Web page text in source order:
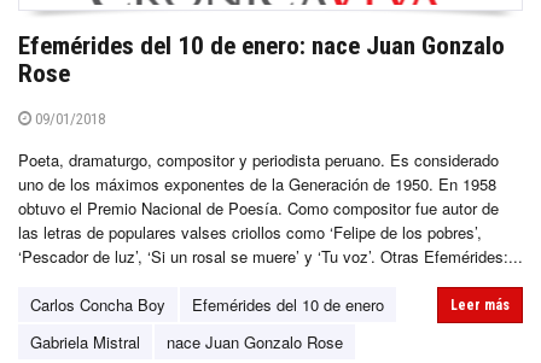
Efemérides del 10 de enero: nace Juan Gonzalo
Rose
09/01/2018
Poeta, dramaturgo, compositor y periodista peruano. Es considerado
uno de los máximos exponentes de la Generación de 1950. En 1958
obtuvo el Premio Nacional de Poesía. Como compositor fue autor de
las letras de populares valses criollos como ‘Felipe de los pobres’,
‘Pescador de luz’, ‘Si un rosal se muere’ y ‘Tu voz’. Otras Efemérides:...
Carlos Concha Boy
Efemérides del 10 de enero
Gabriela Mistral
nace Juan Gonzalo Rose
Leer más